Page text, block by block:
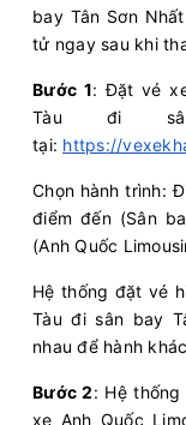
Vũng Tàu
Hải Vân
Giá vé:
08:30 10/08/
Vũng Tàu
Hải Vân
Giá vé:
bay Tân Sơn
tử ngay sau khi
Bước 1: Đặt vé
Tàu đi
tại: https://
Chọn hành trình:
điểm đến (Sân
(Anh Quốc
Hệ thống đặt vé
Tàu đi sân bay
nhau để hành
Bước 2: Hệ
xe Anh Quốc